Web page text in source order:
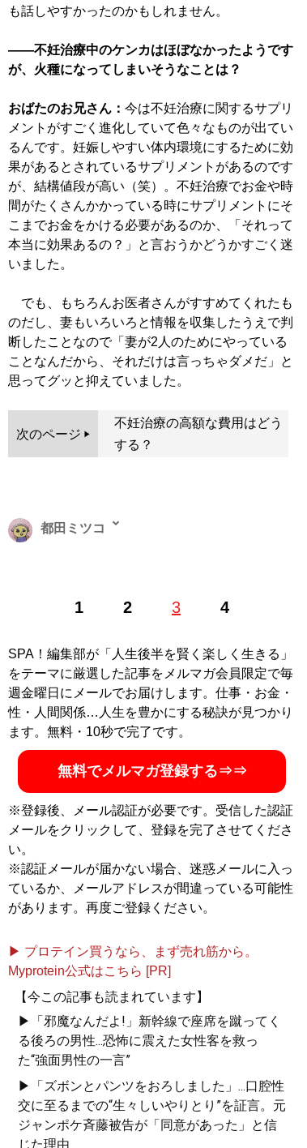
も話しやすかったのかもしれません。
――不妊治療中のケンカはほぼなかったようです
が、火種になってしまいそうなことは？
おばたのお兄さん： 今は不妊治療に関するサプリ
メントがすごく進化していて色々なものが出てい
るんです。妊娠しやすい体内環境にするために効
果があるとされているサプリメントがあるのです
が、結構値段が高い（笑）。不妊治療でお金や時
間がたくさんかかっている時にサプリメントにそ
こまでお金をかける必要があるのか、「それって
本当に効果あるの？」と言おうかどうかすごく迷
いました。
でも、もちろんお医者さんがすすめてくれたも
のだし、妻もいろいろと情報を収集したうえで判
断したことなので「妻が2人のためにやっている
ことなんだから、それだけは言っちゃダメだ」と
思ってグッと抑えていました。
次のページ
不妊治療の高額な費用はどう
する？
1 2 3 4
都田ミツコ
勤務を経てフリーランスに。主に子育て、教育、女性の
ビューを行う。「日経xwoman」「女子SPA!」「東洋経
済オンライン」などで執筆。
記事一覧へ
SPA！編集部が「人生後半を賢く楽しく生きる」
をテーマに厳選した記事をメルマガ会員限定で毎
週金曜日にメールでお届けします。仕事・お金・
性・人間関係…人生を豊かにする秘訣が見つかり
ます。無料・10秒で完了です。
無料でメルマガ登録する⇒⇒
※登録後、メール認証が必要です。受信した認証
メールをクリックして、登録を完了させてくださ
い。
※認証メールが届かない場合、迷惑メールに入っ
ているか、メールアドレスが間違っている可能性
があります。再度ご登録ください。
▶ プロテイン買うなら、まず売れ筋から。
Myprotein公式はこちら [PR]
【今この記事も読まれています】
▶「邪魔なんだよ!」新幹線で座席を蹴ってく
る後ろの男性...恐怖に震えた女性客を救っ
た“強面男性の一言”
▶「ズボンとパンツをおろしました」...口腔性
交に至るまでの“生々しいやりとり”を証言。元
ジャンポケ斉藤被告が「同意があった」と信
じた理由